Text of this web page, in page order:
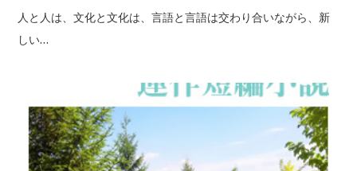
人と人は、文化と文化は、言語と言語は交わり合いながら、新
しい…